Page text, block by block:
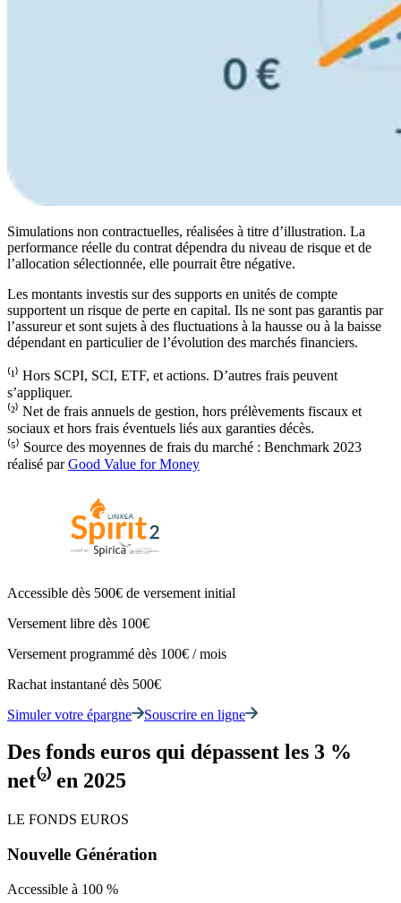
Simulations non contractuelles, réalisées à titre d’illustration. La
performance réelle du contrat dépendra du niveau de risque et de
l’allocation sélectionnée, elle pourrait être négative.
Les montants investis sur des supports en unités de compte
supportent un risque de perte en capital. Ils ne sont pas garantis par
l’assureur et sont sujets à des fluctuations à la hausse ou à la baisse
dépendant en particulier de l’évolution des marchés financiers.
⁽¹⁾ Hors SCPI, SCI, ETF, et actions. D’autres frais peuvent
s’appliquer.
⁽²⁾ Net de frais annuels de gestion, hors prélèvements fiscaux et
sociaux et hors frais éventuels liés aux garanties décès.
⁽⁵⁾ Source des moyennes de frais du marché : Benchmark 2023
réalisé parGood Value for Money
Accessible dès 500€ de versement initial
Versement libre dès 100€
Versement programmé dès 100€ / mois
Rachat instantané dès 500€
Simuler votre épargne
Souscrire en ligne
Des fonds euros qui dépassent les 3 %
net⁽²⁾ en 2025
LE FONDS EUROS
Nouvelle Génération
Accessible à 100 %